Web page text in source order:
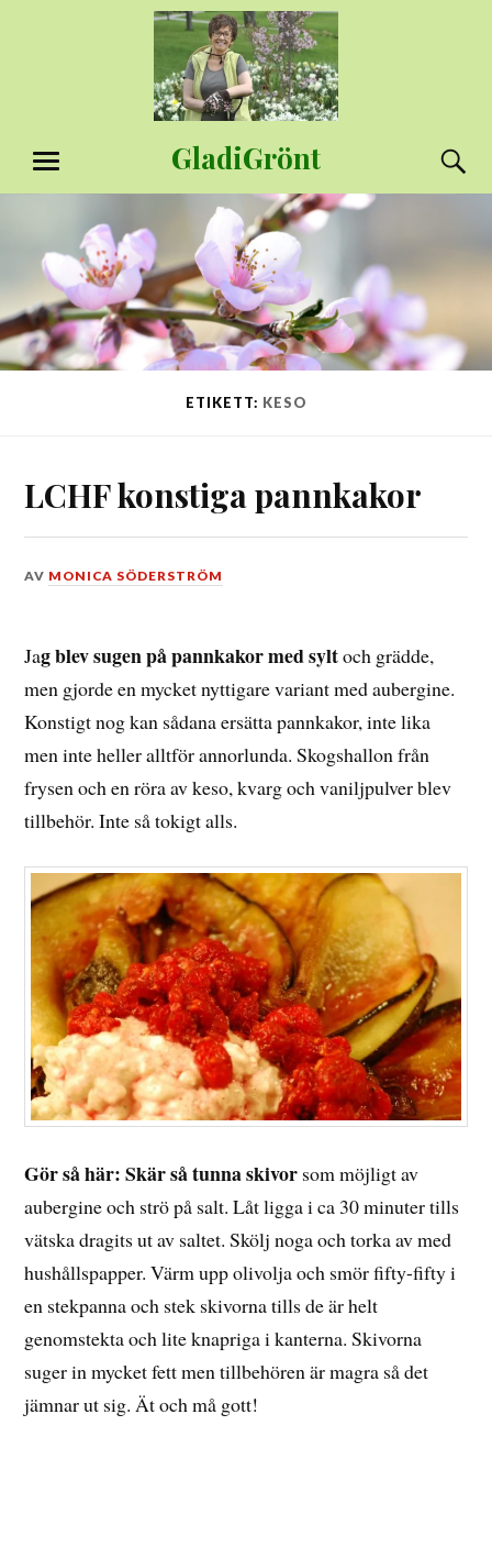
GladiGrönt
MENY
ETIKETT: KESO
LCHF konstiga pannkakor
DEN
2015
AV MONICA SÖDERSTRÖM
Jag blev sugen på pannkakor med syltoch grädde,
men gjorde en mycket nyttigare variant med aubergine.
Konstigt nog kan sådana ersätta pannkakor, inte lika
men inte heller alltför annorlunda. Skogshallon från
frysen och en röra av keso, kvarg och vaniljpulver blev
tillbehör. Inte så tokigt alls.
Gör så här: Skär så tunna skivor som möjligt av
aubergine och strö på salt. Låt ligga i ca 30 minuter tills
vätska dragits ut av saltet. Skölj noga och torka av med
hushållspapper. Värm upp olivolja och smör fifty-fifty i
en stekpanna och stek skivorna tills de är helt
genomstekta och lite knapriga i kanterna. Skivorna
suger in mycket fett men tillbehören är magra så det
jämnar ut sig. Ät och må gott!